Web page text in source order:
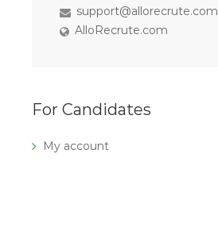
support@allorecrute.com
AlloRecrute.com
For Candidates
My account